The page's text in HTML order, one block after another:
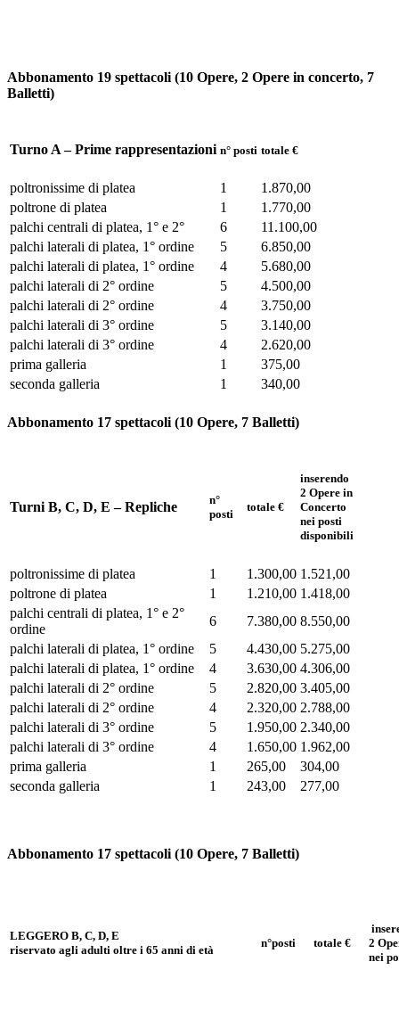
Abbonamento 19 spettacoli (10 Opere, 2 Opere in concerto, 7
Balletti)
Turno A – Prime rappresentazioni n° posti totale €
poltronissime di platea 1
1.870,00
poltrone di platea
1
1.770,00
palchi centrali di platea, 1° e 2°
6
11.100,00
palchi laterali di platea, 1° ordine
5
6.850,00
palchi laterali di platea, 1° ordine
4
5.680,00
palchi laterali di 2° ordine
5
4.500,00
palchi laterali di 2° ordine
4
3.750,00
palchi laterali di 3° ordine
5
3.140,00
palchi laterali di 3° ordine
4
2.620,00
prima galleria
1
375,00
seconda galleria
1 340,00
Abbonamento 17 spettacoli (10 Opere, 7 Balletti)
Turni B, C, D, E – Repliche
n°
posti
totale €
inserendo
2 Opere in
Concerto
nei posti
disponibili
poltronissime di platea 1 1.300,00 1.521,00
poltrone di platea
1 1.210,00 1.418,00
palchi centrali di platea, 1° e 2°
ordine
6 7.380,00 8.550,00
palchi laterali di platea, 1° ordine
5 4.430,00 5.275,00
palchi laterali di platea, 1° ordine
4 3.630,00 4.306,00
palchi laterali di 2° ordine
5 2.820,00 3.405,00
palchi laterali di 2° ordine
4 2.320,00 2.788,00
palchi laterali di 3° ordine
5 1.950,00 2.340,00
palchi laterali di 3° ordine
4 1.650,00 1.962,00
prima galleria
1 265,00
304,00
seconda galleria
1 243,00 277,00
Abbonamento 17 spettacoli (10 Opere, 7 Balletti)
LEGGERO B, C, D, E
riservato agli adulti oltre i 65 anni di età
n°posti totale €
2
nei